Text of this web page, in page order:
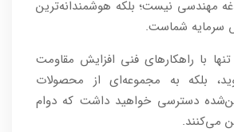
مهندسی نیست؛ بلکه هوشمندانه‌ترین
سرمایه شماست.
با راهکارهای فنی افزایش مقاومت
بلکه به مجموعه‌ای از محصولات
دسترسی خواهید داشت که دوام
می‌کنند.